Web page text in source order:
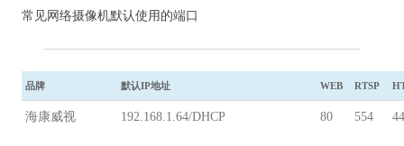
常见网络摄像机默认使用的端口
品牌 默认IP地址 WEB RTSP
海康威视 192.168.1.64/DHCP 80 554